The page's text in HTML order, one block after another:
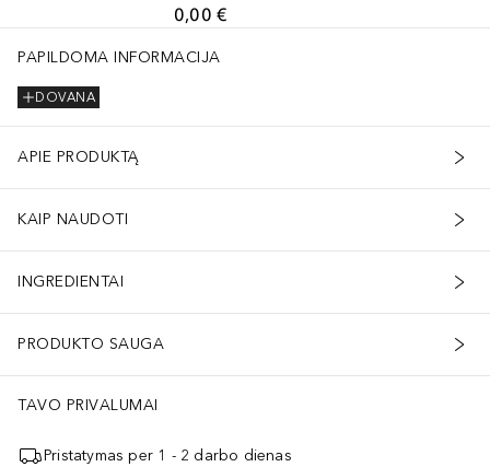
0,00 €
PAPILDOMA INFORMACIJA
DOVANA
APIE PRODUKTĄ
KAIP NAUDOTI
INGREDIENTAI
PRODUKTO SAUGA
TAVO PRIVALUMAI
Pristatymas per 1 - 2 darbo dienas